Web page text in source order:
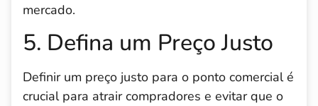
mercado.
5. Defina um Preço Justo
Definir um preço justo para o ponto comercial é
crucial para atrair compradores e evitar que o